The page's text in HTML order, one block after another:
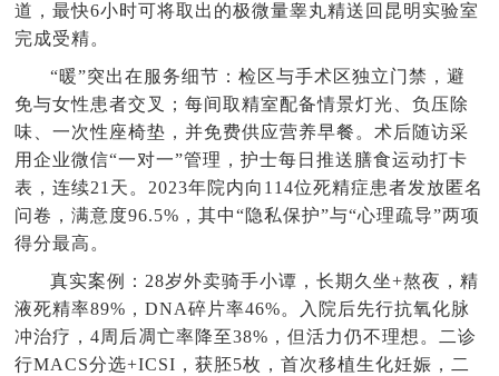
道，最快6小时可将取出的极微量睾丸精送回昆明实验室
完成受精。
“暖”突出在服务细节：检区与手术区独立门禁，避
免与女性患者交叉；每间取精室配备情景灯光、负压除
味、一次性座椅垫，并免费供应营养早餐。术后随访采
用企业微信“一对一”管理，护士每日推送膳食运动打卡
表，连续21天。2023年院内向114位死精症患者发放匿名
问卷，满意度96.5%，其中“隐私保护”与“心理疏导”两项
得分最高。
真实案例：28岁外卖骑手小谭，长期久坐+熬夜，精
液死精率89%，DNA碎片率46%。入院后先行抗氧化脉
冲治疗，4周后凋亡率降至38%，但活力仍不理想。二诊
行MACS分选+ICSI，获胚5枚，首次移植生化妊娠，二